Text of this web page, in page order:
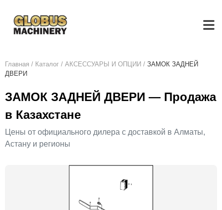
Главная / Каталог / АКСЕСCУАРЫ И ОПЦИИ / ЗАМОК ЗАДНЕЙ
ДВЕРИ
ЗАМОК ЗАДНЕЙ ДВЕРИ — Продажа
в Казахстане
Цены от официального дилера с доставкой в Алматы,
Астану и регионы